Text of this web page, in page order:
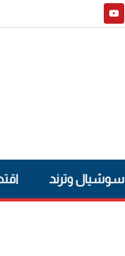
سوشيال وترند